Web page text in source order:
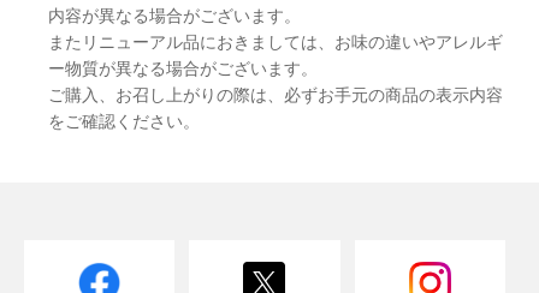
内容が異なる場合がございます。
またリニューアル品におきましては、お味の違いやアレルギ
ー物質が異なる場合がございます。
ご購入、お召し上がりの際は、必ずお手元の商品の表示内容
をご確認ください。